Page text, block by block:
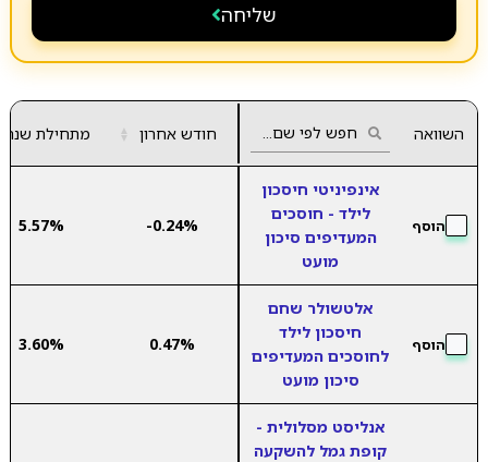
שליחה
השוואה חודש אחרון ▲
▼ מתחילת שנה
הוסף
אינפיניטי חיסכון
לילד - חוסכים
המעדיפים סיכון
מועט
-0.24%
5.57%
הוסף
אלטשולר שחם
חיסכון לילד
לחוסכים המעדיפים
סיכון מועט
0.47%
3.60%
אנליסט מסלולית -
קופת גמל להשקעה